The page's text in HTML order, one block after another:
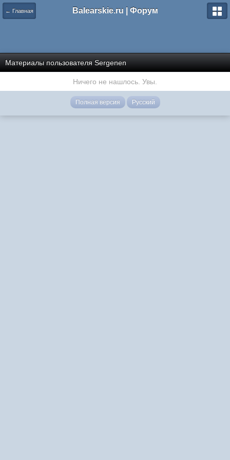
← Главная Balearskie.ru | Форум
Материалы пользователя Sergenen
Ничего не нашлось. Увы.
Полная версия Русский